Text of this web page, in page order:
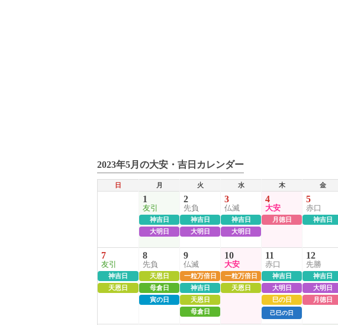
2023年5月の大安・吉日カレンダー
日 月 火 水 木 金
1
友引
神吉日
大明日
2
先負
神吉日
大明日
3
仏滅
神吉日
大明日
4
大安
月徳日
5
赤口
神吉日
7
友引
神吉日
天恩日
8
先負
天恩日
母倉日
寅の日
9
仏滅
一粒万倍日
神吉日
天恩日
母倉日
10
大安
一粒万倍日
天恩日
11
赤口
神吉日
大明日
巳の日
己巳の日
12
先勝
神吉日
大明日
月徳日